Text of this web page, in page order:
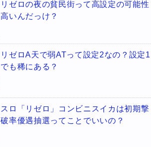
リゼロの夜の貧民街って高設定の可能性
高いんだっけ？
リゼロA天で弱ATって設定2なの？設定1
でも稀にある？
スロ「リゼロ」コンビニスイカは初期撃
破率優遇抽選ってことでいいの？